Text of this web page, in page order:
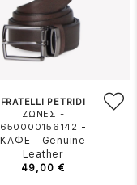
FRATELLI PETRIDI
ΖΩΝΕΣ -
650000156142 -
ΚΑΦΕ - Genuine
Leather
49,00 €